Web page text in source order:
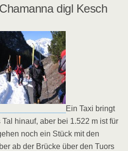
digl Kesch
Ein Taxi bringt
hinauf, aber bei 1.522 m ist für
noch ein Stück mit den
ab der Brücke über den Tuors